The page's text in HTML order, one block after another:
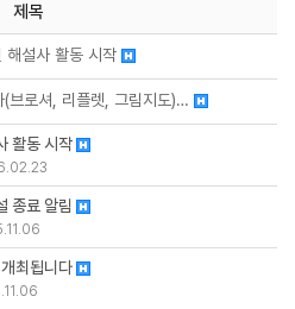
제목
설사 활동 시작
(브로셔, 리플렛, 그림지도)…
활동 시작
종료 알림
최됩니다